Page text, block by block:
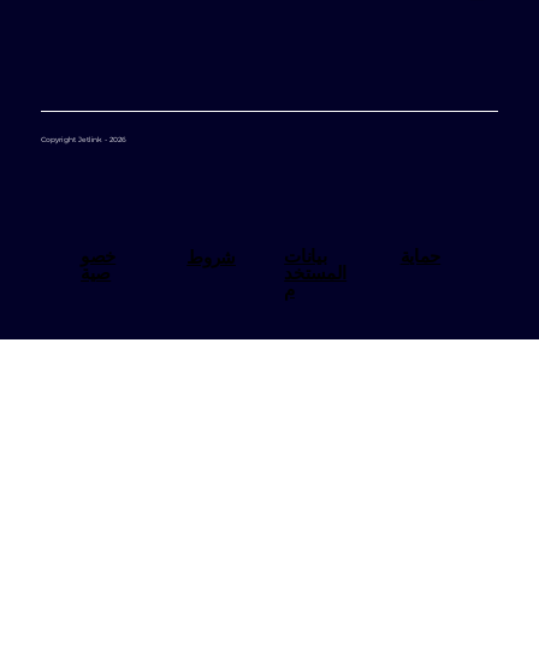
Copyright Jetlink - 2026
خصو
صية
شروط بيانات
المستخد
م
حماية